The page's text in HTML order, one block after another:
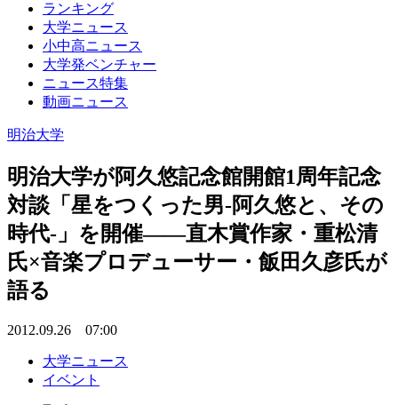
ランキング
大学ニュース
小中高ニュース
大学発ベンチャー
ニュース特集
動画ニュース
明治大学
明治大学が阿久悠記念館開館1周年記念
対談「星をつくった男-阿久悠と、その
時代-」を開催――直木賞作家・重松清
氏×音楽プロデューサー・飯田久彦氏が
語る
2012.09.26 07:00
大学ニュース
イベント